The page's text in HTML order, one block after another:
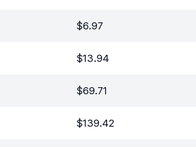
$6.97
$13.94
$69.71
$139.42